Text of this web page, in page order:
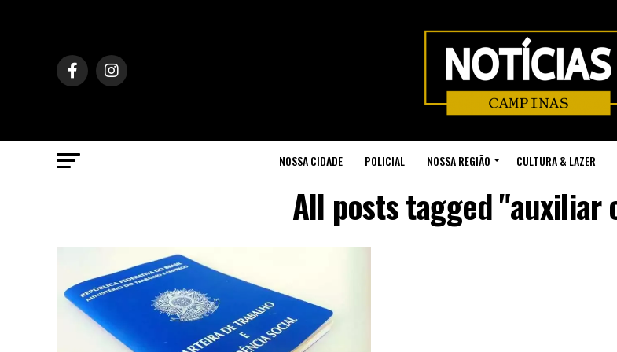
NOSSA CIDADE POLICIAL NOSSA REGIÃO CULTURA & LAZER
All posts tagged "auxiliar